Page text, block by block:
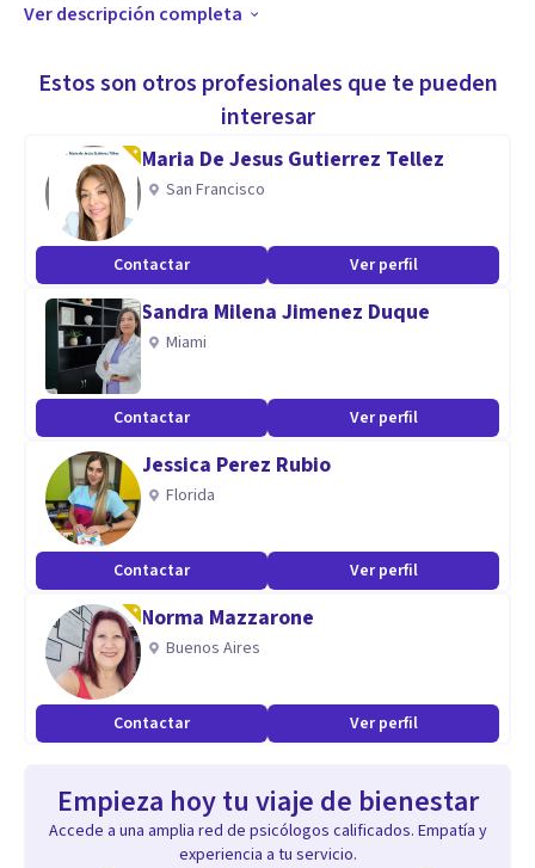
Duelo, Estrés postraumático, Conducta Suicida,
Infidelidades, Parejas, Jovenes Universitarios.
Ver descripción completa
Estos son otros profesionales que te pueden
interesar
Maria De Jesus Gutierrez Tellez
San Francisco
Contactar Ver perfil
Sandra Milena Jimenez Duque
Miami
Contactar Ver perfil
Jessica Perez Rubio
Florida
Contactar Ver perfil
Norma Mazzarone
Buenos Aires
Contactar Ver perfil
Empieza hoy tu viaje de bienestar
Accede a una amplia red de psicólogos calificados. Empatía y
experiencia a tu servicio.